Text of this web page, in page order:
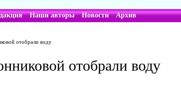
Наши авторы Новости Архив
отобрали воду
отобрали воду